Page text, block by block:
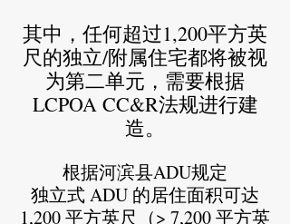
其中，任何超过1,200平方英
尺的独立/附属住宅都将被视
为第二单元，需要根据
LCPOA CC&R法规进行建
造。
根据河滨县ADU规定
独立式 ADU 的居住面积可达
1,200 平方英尺（> 7,200 平方英